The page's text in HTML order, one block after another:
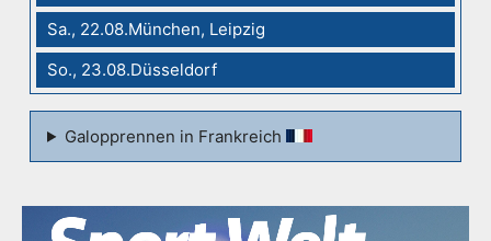
Sa., 22.08.München, Leipzig
So., 23.08.Düsseldorf
Galopprennen in Frankreich